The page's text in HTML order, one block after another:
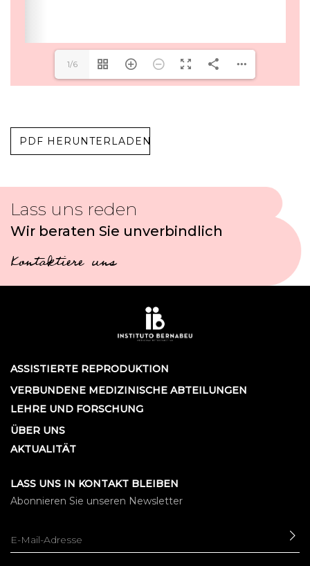
1/6
PDF HERUNTERLADEN
Lass uns reden
Wir beraten Sie unverbindlich
Kontaktiere uns
ASSISTIERTE REPRODUKTION
VERBUNDENE MEDIZINISCHE ABTEILUNGEN
LEHRE UND FORSCHUNG
ÜBER UNS
AKTUALITÄT
LASS UNS IN KONTAKT BLEIBEN
Abonnieren Sie unseren Newsletter